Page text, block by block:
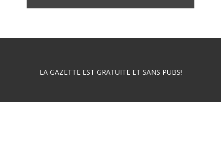
LA GAZETTE EST GRATUITE ET SANS PUBS!